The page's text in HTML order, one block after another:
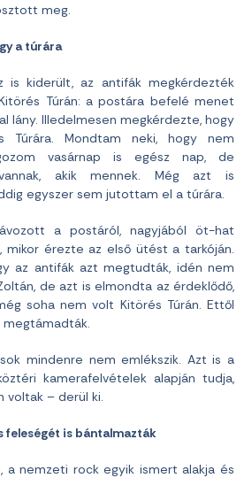
meg.
a túrára
is kiderült, az antifák megkérdezték
Túrán: a postára befelé menet
lány. Illedelmesen megkérdezte, hogy
Túrára. Mondtam neki, hogy nem
vasárnap is egész nap, de
akik mennek. Még azt is
egyszer sem jutottam el a túrára.
a postáról, nagyjából öt-hat
érezte az első ütést a tarkóján.
az antifák azt megtudták, idén nem
de azt is elmondta az érdeklődő,
soha nem volt Kitörés Túrán. Ettől
megtámadták.
mindenre nem emlékszik. Azt is a
kamerafelvételek alapján tudja,
voltak – derül ki.
feleségét is bántalmazták
a nemzeti rock egyik ismert alakja és